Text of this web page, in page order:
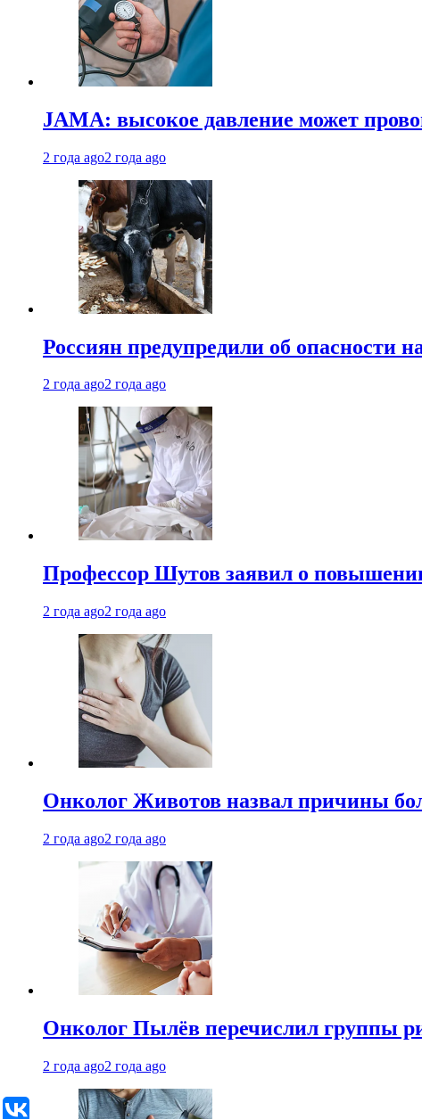
JAMA: высокое давление может
2 года ago2 года ago
Россиян предупредили об опасности
2 года ago2 года ago
Профессор Шутов заявил о
2 года ago2 года ago
Онколог Животов назвал причины
2 года ago2 года ago
Онколог Пылёв перечислил группы
2 года ago2 года ago